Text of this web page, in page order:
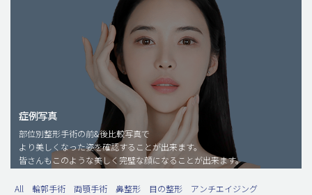
二重・目元整形
脂肪注入(アンチエイジング)
豊胸手術・バストアップ
症例写真
部位別整形手術の前&後比較写真で
より美しくなった姿を確認することが出来ます。
皆さんもこのような美しく完璧な顔になることが出来ます。
All 輪郭手術 両顎手術 鼻整形 目の整形
アンチエイジング